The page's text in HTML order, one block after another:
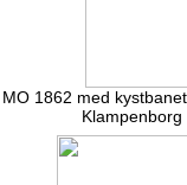
MO 1862 med
Klampenborg